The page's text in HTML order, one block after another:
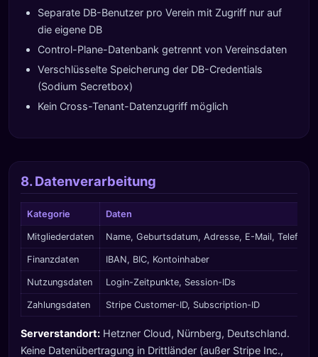
Separate DB-Benutzer pro Verein mit Zugriff nur auf
die eigene DB
Control-Plane-Datenbank getrennt von Vereinsdaten
Verschlüsselte Speicherung der DB-Credentials
(Sodium Secretbox)
Kein Cross-Tenant-Datenzugriff möglich
8. Datenverarbeitung
Kategorie Daten
Mitgliederdaten Name, Geburtsdatum, Adresse, E-Mail, Telefon
Finanzdaten IBAN, BIC, Kontoinhaber
Nutzungsdaten Login-Zeitpunkte, Session-IDs
Zahlungsdaten Stripe Customer-ID, Subscription-ID
Serverstandort: Hetzner Cloud, Nürnberg, Deutschland.
Keine Datenübertragung in Drittländer (außer Stripe Inc.,